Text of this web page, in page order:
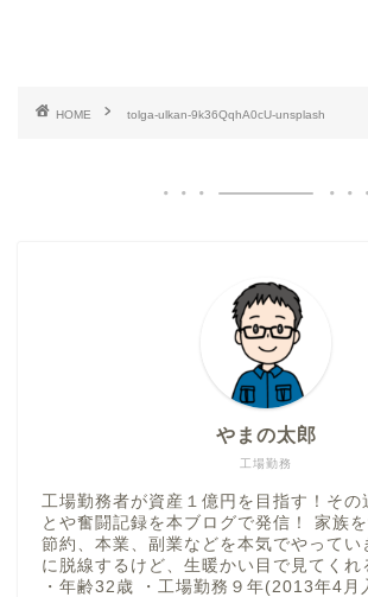
HOME tolga-ulkan-9k36QqhA0cU-unsplash
工場勤務
やまの太郎
工場勤務者が資産１億円を目指す！その
とや奮闘記録を本ブログで発信！ 家族を
節約、本業、副業などを本気でやってい
に脱線するけど、生暖かい目で見てくれ
・年齢32歳 ・工場勤務９年(2013年4月